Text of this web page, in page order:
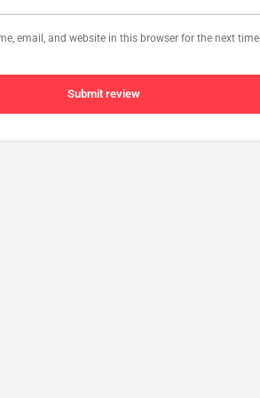
email, and website in this browser for the next time I
Submit review